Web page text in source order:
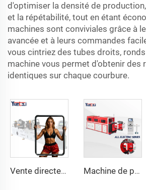
d'optimiser la densité de
et la répétabilité, tout en étant
machines sont conviviales grâce à
avancée et à leurs commandes
vous cintriez des tubes droits,
machine vous permet d'obtenir des
identiques sur chaque courbure.
Vente directe d'usine Machine de cintrage de tubes hydraulique automatique à double tête CNC Machine de cintrage de tubes en acier au carbone Machine de pliage CNC rotative entièrement électrique automatique série pour tubes et tuyaux en acier métalliques bidirectionnels